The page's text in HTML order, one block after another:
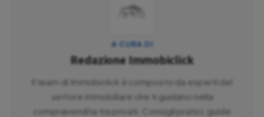
A CURA DI
Redazione Immobiclick
Il team di Immobiclick è composto da esperti del
settore immobiliare che ti guidano nella
compravendita tra privati. Consigli pratici, guide